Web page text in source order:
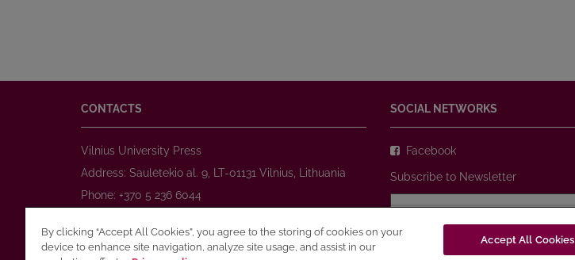
CONTACTS
Vilnius University Press
Address: Saulėtekio al. 9, LT-01131 Vilnius, Lithuania
Phone: +370 5 236 6044
E-mail:prekyba@leidykla.vu.lt
SOCIAL NETWORKS
Facebook
Subscribe to Newsletter
Privacy Policy
By clicking “Accept All Cookies”, you agree to the storing of cookies on your
device to enhance site navigation, analyze site usage, and assist in our
Accept All Cookies